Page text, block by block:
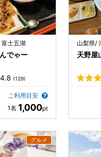
富士五湖
でゃー
4.8 (129)
ご利用目安
1,000
山梨県/
天野屋